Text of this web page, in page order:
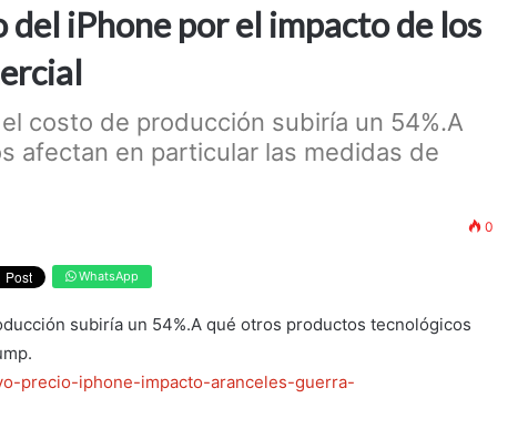
iPhone por el impacto de los
costo de producción subiría un 54%.A
afectan en particular las medidas de
0
WhatsApp
subiría un 54%.A qué otros productos tecnológicos
precio-iphone-impacto-aranceles-guerra-